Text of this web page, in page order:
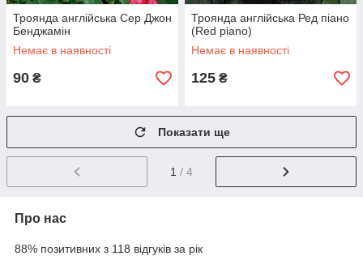
Троянда англійська Сер Джон
Бенджамін
Немає в наявності
90 ₴
Троянда англійська Ред піано
(Red piano)
Немає в наявності
125 ₴
Показати ще
1 / 4
Про нас
88% позитивних з 118 відгуків за рік